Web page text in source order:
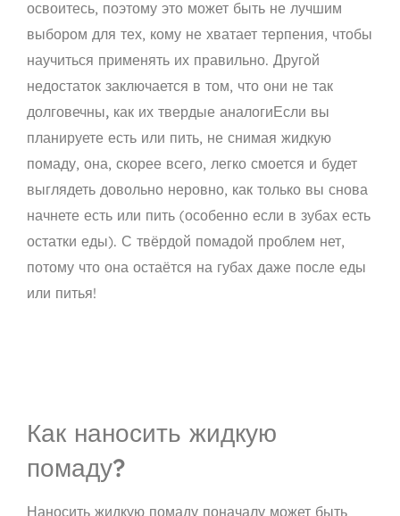
освоитесь, поэтому это может быть не лучшим
выбором для тех, кому не хватает терпения, чтобы
научиться применять их правильно. Другой
недостаток заключается в том, что они не так
долговечны, как их твердые аналогиЕсли вы
планируете есть или пить, не снимая жидкую
помаду, она, скорее всего, легко смоется и будет
выглядеть довольно неровно, как только вы снова
начнете есть или пить (особенно если в зубах есть
остатки еды). С твёрдой помадой проблем нет,
потому что она остаётся на губах даже после еды
или питья!
Как наносить жидкую
помаду?
Наносить жидкую помаду поначалу может быть